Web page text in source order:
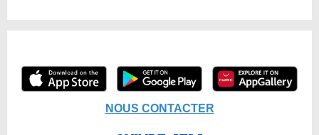
NOUS CONTACTER